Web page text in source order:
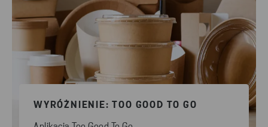
WYRÓŻNIENIE: TOO GOOD TO GO